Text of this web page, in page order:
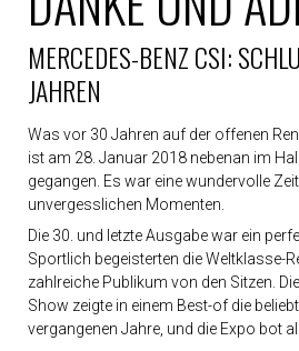
MERCEDES-BENZ CSI:
JAHREN
Was vor 30 Jahren auf der offenen
ist am 28. Januar 2018 nebenan im
gegangen. Es war eine wundervolle
unvergesslichen Momenten.
Die 30. und letzte Ausgabe war ein
Sportlich begeisterten die Weltklasse-
zahlreiche Publikum von den Sitzen.
Show zeigte in einem Best-of die
vergangenen Jahre, und die Expo bot